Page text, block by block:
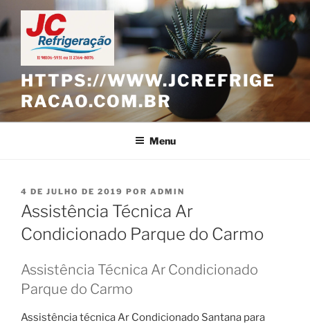
Pular
para
o
conteúdo
HTTPS://WWW.JCREFRIGE
RACAO.COM.BR
Menu
PUBLICADO
EM
4 DE JULHO DE 2019 POR ADMIN
Assistência Técnica Ar
Condicionado Parque do Carmo
Assistência Técnica Ar Condicionado
Parque do Carmo
Assistência técnica Ar Condicionado Santana para